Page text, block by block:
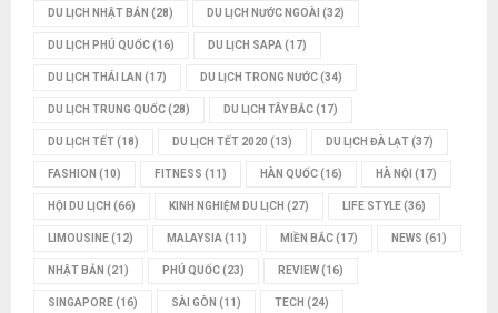
DU LỊCH NHẬT BẢN (28) DU LỊCH NƯỚC NGOÀI (32)
DU LỊCH PHÚ QUỐC(16) DU LỊCH SAPA (17)
DU LỊCH THÁI LAN (17) DU LỊCH TRONG NƯỚC(34)
DU LỊCH TRUNG QUỐC(28) DU LỊCH TÂY BẮC(17)
DU LỊCH TẾT(18) DU LỊCH TẾT 2020 (13) DU LỊCH ĐÀ LẠT(37)
FASHION (10) FITNESS (11) HÀN QUỐC(16) HÀ NỘI (17)
HỘI DU LỊCH (66) KINH NGHIỆM DU LỊCH (27) LIFE STYLE(36)
LIMOUSINE(12) MALAYSIA (11) MIỀN BẮC(17) NEWS (61)
NHẬT BẢN (21) PHÚ QUỐC(23) REVIEW(16)
SINGAPORE(16) SÀI GÒN (11) TECH (24)